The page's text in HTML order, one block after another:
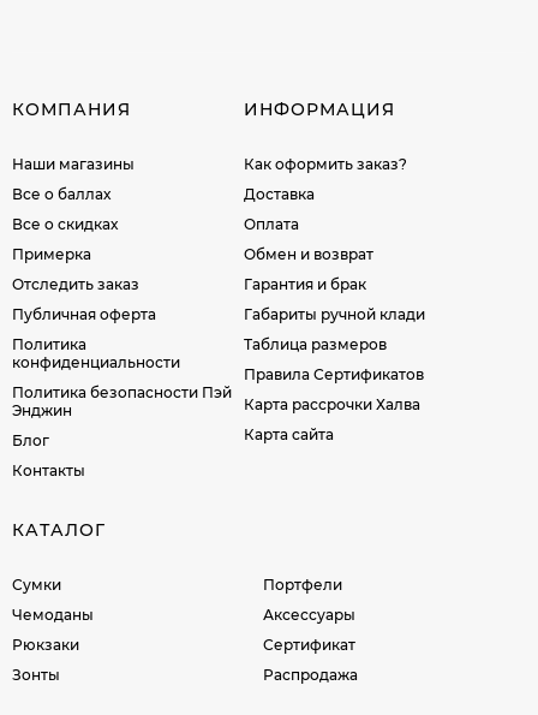
КОМПАНИЯ
Наши магазины
Все о баллах
Все о скидках
Примерка
Отследить заказ
Публичная оферта
Политика
конфиденциальности
Политика безопасности Пэй
Энджин
Блог
Контакты
ИНФОРМАЦИЯ
Как оформить заказ?
Доставка
Оплата
Обмен и возврат
Гарантия и брак
Габариты ручной клади
Таблица размеров
Правила Сертификатов
Карта рассрочки Халва
Карта сайта
КАТАЛОГ
Сумки
Чемоданы
Рюкзаки
Зонты
Портфели
Аксессуары
Сертификат
Распродажа